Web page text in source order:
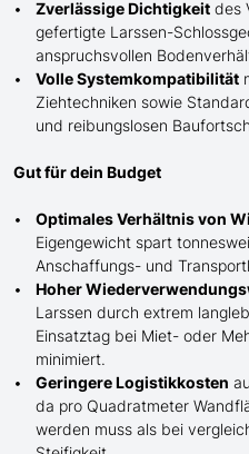
Zverlässige Dichtigkeit des
gefertigte Larssen-
anspruchsvollen
Volle Systemkompatibilität
Ziehtechniken sowie
und reibungslosen
Gut für dein Budget
Optimales Verhältnis von
Eigengewicht spart
Anschaffungs- und
Hoher
Larssen durch extrem
Einsatztag bei Miet- oder
minimiert.
Geringere Logistikkosten
da pro Quadratmeter
werden muss als bei